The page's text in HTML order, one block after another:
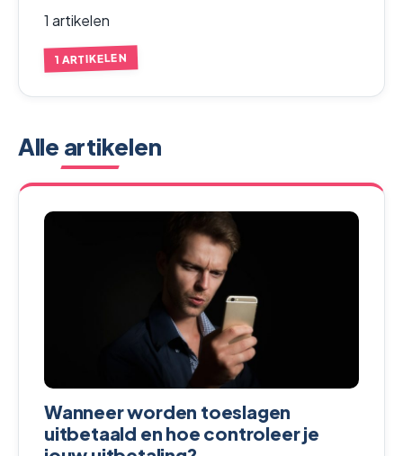
1 artikelen
1 ARTIKELEN
Alle artikelen
Wanneer worden toeslagen
uitbetaald en hoe controleer je